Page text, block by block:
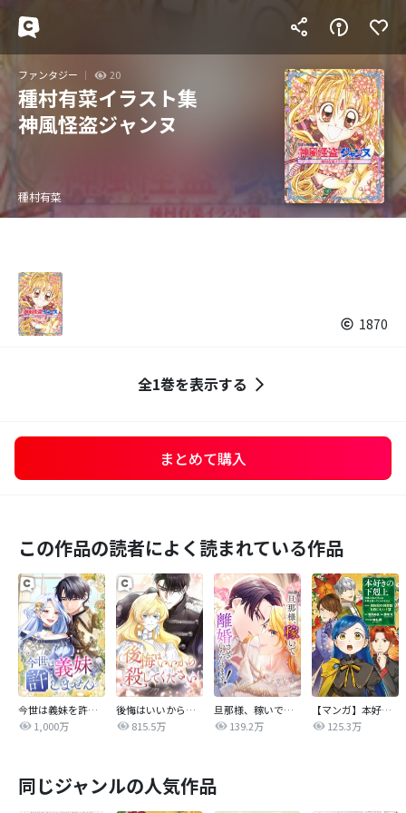
ファンタジー 20
種村有菜イラスト集
神風怪盗ジャンヌ
種村有菜
1870
全1巻を表示する
まとめて購入
この作品の読者によく読まれている作品
今世は義妹を許しません
1,000万
後悔はいいから殺してください
815.5万
旦那様、稼いで離婚させていただきます！
139.2万
【マンガ】本好きの下剋上 第四部
125.3万
同じジャンルの人気作品